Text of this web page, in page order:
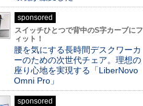
sponsored
スイッチひとつで背中のS字カーブにフ
ィット！
腰を気にする長時間デスクワーカ
ーのための次世代チェア。理想の
座り心地を実現する「LiberNovo
Omni Pro」
sponsored